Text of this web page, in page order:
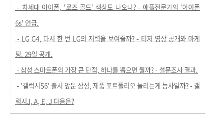
- 차세대 아이폰, '로즈 골드' 색상도 나오나? - 애플전문가의 '아이폰
6s' 언급.
- LG G4, 다시 한 번 LG의 저력을 보여줄까? - 티저 영상 공개와 마케
팅. 29일 공개.
- 삼성 스마트폰의 가장 큰 단점, 하나를 뽑으면 뭘까? - 설문조사 결과.
- '갤럭시S6' 출시 앞둔 삼성, 제품 포트폴리오 늘리는게 능사일까? - 갤
럭시J, A, E, J 다음은?